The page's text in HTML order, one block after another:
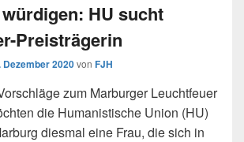
HU sucht
Preisträgerin
Dezember 2020von FJH
zum Marburger Leuchtfeuer
die Humanistische Union (HU)
diesmal eine Frau, die sich in